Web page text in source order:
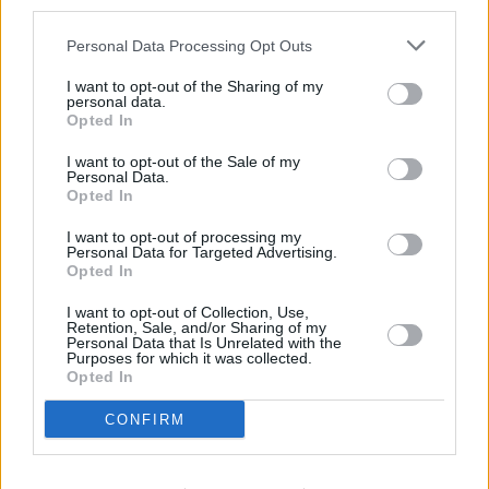
Personal Data Processing Opt Outs
I want to opt-out of the Sharing of my
personal data.
Opted In
I want to opt-out of the Sale of my
Personal Data.
Opted In
I want to opt-out of processing my
Personal Data for Targeted Advertising.
Opted In
I want to opt-out of Collection, Use,
Retention, Sale, and/or Sharing of my
Personal Data that Is Unrelated with the
Purposes for which it was collected.
Opted In
CONFIRM
recursos; el transporte público debe
podemos permitir que el crecimiento
nuestra identidad y nuestro sentido de
comunidad."
del nuevo Comité Local con la
participación ciudadana. "Queremos
ser un espacio útil, cercano y
guiado por las propuestas de los
vecinos y vecinas, porque este
proyecto nace de ellos y es para ellos."
En relación al actual grupo de gobierno
de Unidos Por Yaiza (UPY), Luis
Miguel señaló que NC-bc pretende
tener la mano tendida para trabajar
conjuntamente por el bien del
municipio, adelantando que harán una
oposición "constructiva y de
consenso".